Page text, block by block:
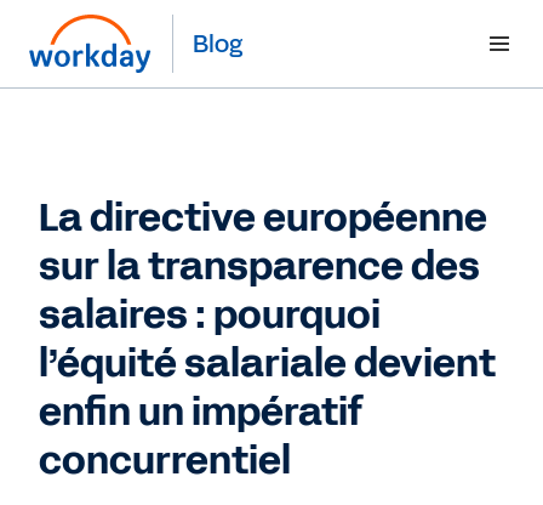
Blog
La directive européenne
sur la transparence des
salaires : pourquoi
l’équité salariale devient
enfin un impératif
concurrentiel